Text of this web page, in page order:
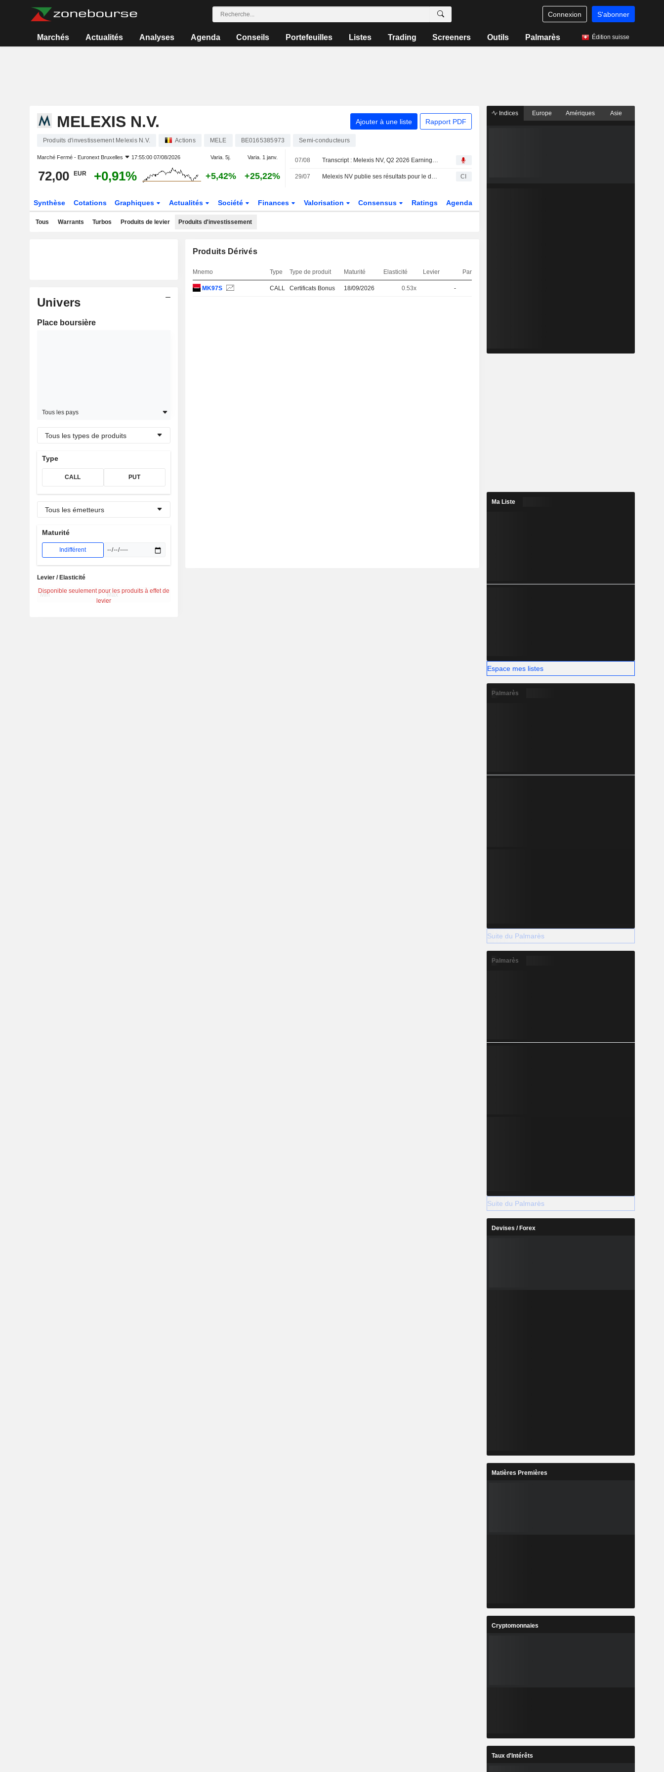
Connexion S'abonner
Marchés Actualités Analyses Agenda Conseils Portefeuilles Listes Trading Screeners Outils Palmarès Édition suisse
MELEXIS N.V. Ajouter à une liste Rapport PDF
Produits d'investissement Melexis N.V. Actions MELE BE0165385973 Semi-conducteurs
Marché Fermé - Euronext Bruxelles 17:55:00 07/08/2026 Varia. 5j. Varia. 1 janv.
72,00 EUR +0,91% +5,42% +25,22%
07/08 Transcript : Melexis NV, Q2 2026 Earnings Call, Jul 29, 2026
29/07 Melexis NV publie ses résultats pour le deuxième trimestre et le premier semestre clos le 30 juin 2026 CI
Synthèse Cotations Graphiques Actualités Société Finances Valorisation Consensus Ratings Agenda
Tous Warrants Turbos Produits de levier Produits d'investissement
Univers
Place boursière
Tous les pays
Tous les types de produits
Type
CALL PUT
Tous les émetteurs
Maturité
Indifférent
Disponible seulement pour les produits à effet de
levier
Levier / Elasticité
Produits Dérivés
Mnemo Type Type de produit Maturité Elasticité Levier Parité
MK97S CALL Certificats Bonus 18/09/2026 0.53x -
Indices Europe Amériques Asie
Ma Liste
Espace mes listes
Palmarès
Suite du Palmarès
Palmarès
Suite du Palmarès
Devises / Forex
Matières Premières
Cryptomonnaies
Taux d'Intérêts